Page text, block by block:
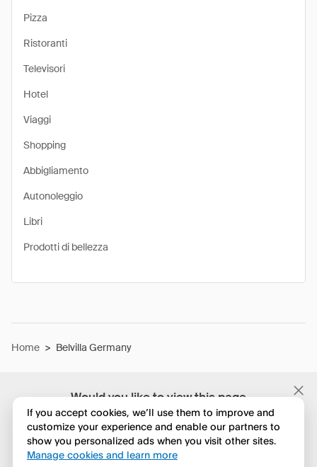
Would you like to view this page
in English?
No, continua a esplorare
Pizza
Ristoranti
Televisori
Hotel
Viaggi
Shopping
Abbigliamento
Autonoleggio
Libri
Prodotti di bellezza
Home > Belvilla Germany
If you accept cookies, we’ll use them to improve and
customize your experience and enable our partners to
show you personalized ads when you visit other sites.
Manage cookies and learn more